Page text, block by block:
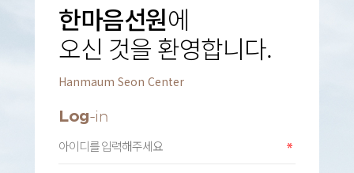
한마음선원에
오신 것을 환영합니다.
Hanmaum Seon Center
Log-in